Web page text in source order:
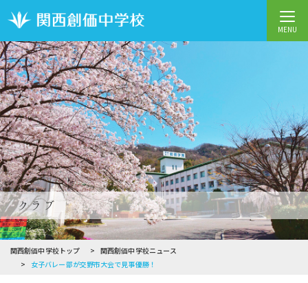
MENU
クラブ
関西創価中学校トップ
関西創価中学校ニュース
女子バレー部が交野市大会で見事優勝！